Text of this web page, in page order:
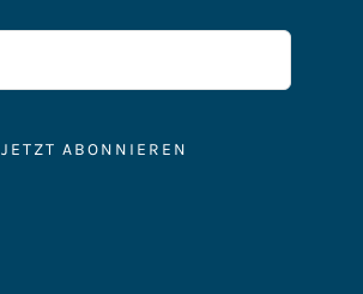
JETZT ABONNIEREN